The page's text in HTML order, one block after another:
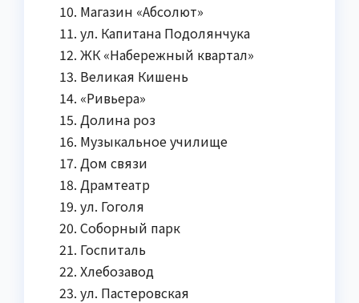
Магазин «Абсолют»
ул. Капитана Подолянчука
ЖК «Набережный квартал»
Великая Кишень
«Ривьера»
Долина роз
Музыкальное училище
Дом связи
Драмтеатр
ул. Гоголя
Соборный парк
Госпиталь
Хлебозавод
ул. Пастеровская